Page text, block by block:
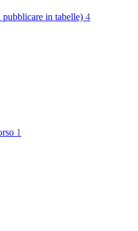
in tabelle) 4
1